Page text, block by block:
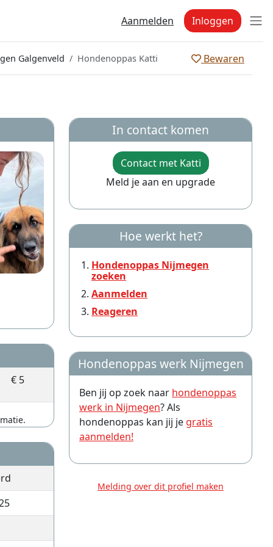
Aanmelden Inloggen
Galgenveld Hondenoppas Katti Bewaren
€ 5
In contact komen
Contact met Katti
Meld je aan en upgrade
Hoe werkt het?
Hondenoppas Nijmegen
zoeken
Aanmelden
Reageren
Hondenoppas werk Nijmegen
Ben jij op zoek naar hondenoppas
werk in Nijmegen? Als
hondenoppas kan jij je gratis
aanmelden!
Melding over dit profiel maken